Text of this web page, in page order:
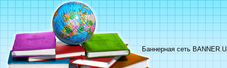
Баннерная сеть